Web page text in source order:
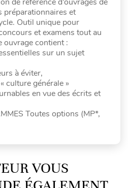
préparationnaires et
Outil unique pour
et examens tout au
ouvrage contient :
sur un sujet
à éviter,
culture générale »
en vue des écrits et
Toutes options (MP*,
VOUS